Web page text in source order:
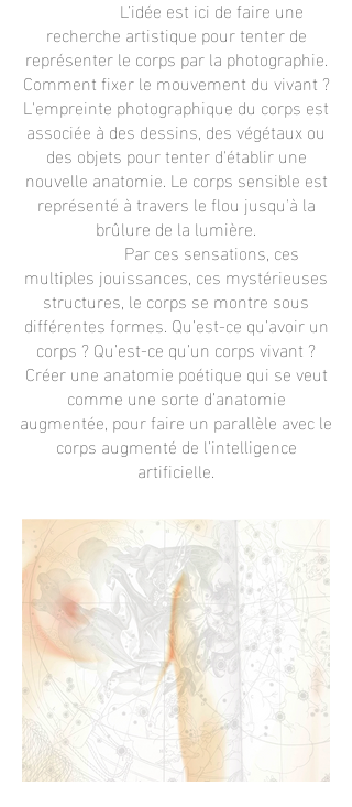
L’idée est ici de faire une
recherche artistique pour tenter de
représenter le corps par la photographie.
Comment fixer le mouvement du vivant ?
L'empreinte photographique du corps est
associée à des dessins, des végétaux ou
des objets pour tenter d'établir une
nouvelle anatomie. Le corps sensible est
représenté à travers le flou jusqu'à la
brûlure de la lumière.
Par ces sensations, ces
multiples jouissances, ces mystérieuses
structures, le corps se montre sous
différentes formes. Qu’est-ce qu’avoir un
corps ? Qu’est-ce qu’un corps vivant ?
Créer une anatomie poétique qui se veut
comme une sorte d’anatomie
augmentée, pour faire un parallèle avec le
corps augmenté de l’intelligence
artificielle.